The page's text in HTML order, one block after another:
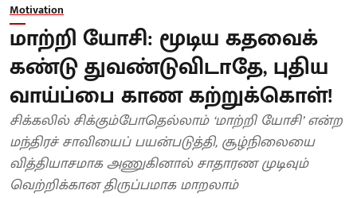
Motivation
மாற்றி யோசி: மூடிய கதவைக்
கண்டு துவண்டுவிடாதே, புதிய
வாய்ப்பை காண கற்றுக்கொள்!
சிக்கலில் சிக்கும்போதெல்லாம் ‘மாற்றி யோசி’ என்ற
மந்திரச் சாவியைப் பயன்படுத்தி, சூழ்நிலையை
வித்தியாசமாக அணுகினால் சாதாரண முடிவும்
வெற்றிக்கான திருப்பமாக மாறலாம்